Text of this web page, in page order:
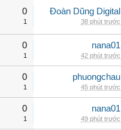
0
1
Đoàn Dũng Digital
38 phút trước
0
1
nana01
42 phút trước
0
1
phuongchau
45 phút trước
0
1
nana01
49 phút trước